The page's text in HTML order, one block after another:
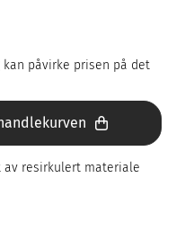
påvirke prisen på det
resirkulert materiale